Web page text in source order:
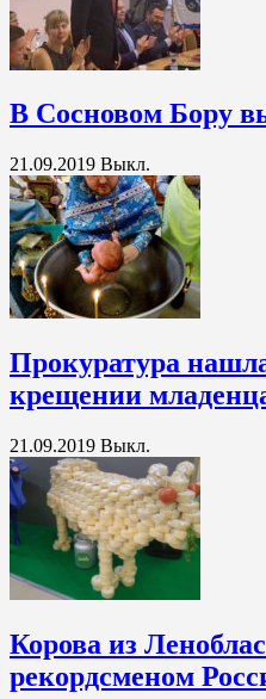
В Сосновом Бору
21.09.2019 Выкл.
Прокуратура
крещении
21.09.2019 Выкл.
Корова из
рекордсменом